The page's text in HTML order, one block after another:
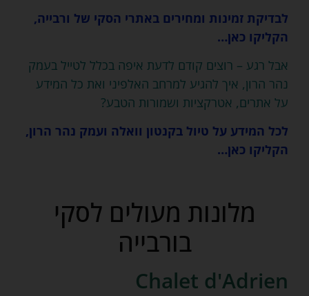
לבדיקת זמינות ומחירים באתרי הסקי של ורבייה,
הקליקו כאן…
אבל רגע – רוצים קודם לדעת איפה בכלל לטייל בעמק
נהר הרון, איך להגיע למרחב האלפיני ואת כל המידע
על אתרים, אטרקציות ושמורות הטבע?
לכל המידע על טיול בקנטון וואלה ועמק נהר הרון,
הקליקו כאן…
מלונות מעולים לסקי
בורבייה
Chalet d'Adrien